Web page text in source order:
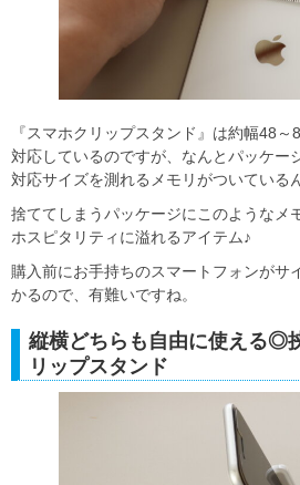
『スマホクリップスタンド』は約幅48
対応しているのですが、なんとパッケー
対応サイズを測れるメモリがついている
捨ててしまうパッケージにこのようなメ
ホスピタリティに溢れるアイテム♪
購入前にお手持ちのスマートフォンがサ
かるので、有難いですね。
縦横どちらも自由に使える◎
リップスタンド